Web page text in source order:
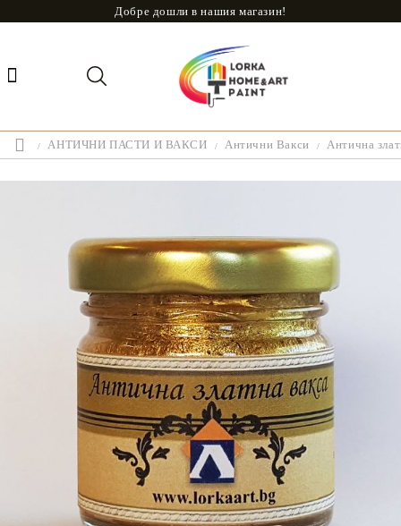
Добре дошли в нашия магазин!
АНТИЧНИ ПАСТИ И ВАКСИ Антични Вакси Антична